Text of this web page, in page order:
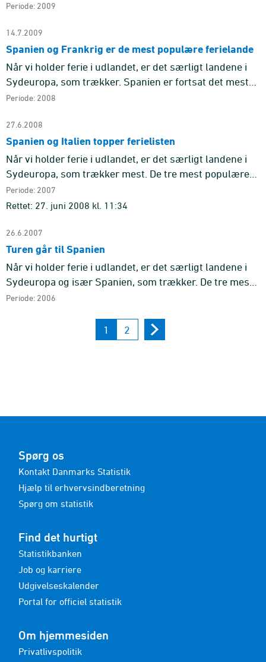
alle ferierejser med mindst fire overnatninger gik hertil.
Periode: 2009
14.7.2009
Spanien og Frankrig er de mest populære ferielande
Når vi holder ferie i udlandet, er det særligt landene i
Sydeuropa, som trækker. Spanien er fortsat det mest
populære feriemål, mens Frankrig har overhalet Italien
Periode: 2008
27.6.2008
Spanien og Italien topper ferielisten
Når vi holder ferie i udlandet, er det særligt landene i
Sydeuropa, som trækker mest. De tre mest populære
rejsemål på de lange rejser (mindst fire overnatninger)
til udl ...
Periode: 2007
Rettet: 27. juni 2008 kl. 11:34
26.6.2007
Turen går til Spanien
Når vi holder ferie i udlandet, er det særligt landene i
Sydeuropa og især Spanien, som trækker. De tre mest
populære rejsemål på de lange rejser (mindst fire
Periode: 2006
1 2
Spørg os
Kontakt Danmarks Statistik
Hjælp til erhvervsindberetning
Spørg om statistik
Find det hurtigt
Statistikbanken
Job og karriere
Udgivelseskalender
Portal for officiel statistik
Om hjemmesiden
Privatlivspolitik